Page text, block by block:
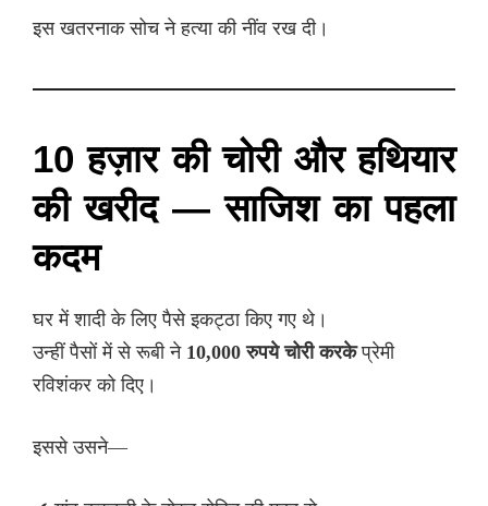
इस खतरनाक सोच ने हत्या की नींव रख दी।
10 हज़ार की चोरी और हथियार
की खरीद — साजिश का पहला
कदम
घर में शादी के लिए पैसे इकट्ठा किए गए थे।
उन्हीं पैसों में से रूबी ने 10,000 रुपये चोरी करकेप्रेमी
रविशंकर को दिए।
इससे उसने—